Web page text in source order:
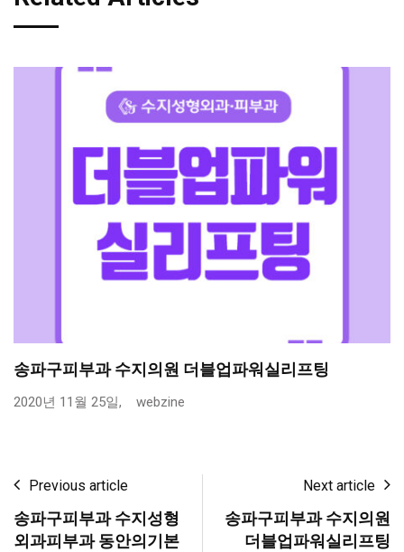
송파구피부과 수지의원 더블업파워실리프팅
2020년 11월 25일, webzine
Previous article
송파구피부과 수지성형
외과피부과 동안의기본
Next article
송파구피부과 수지의원
더블업파워실리프팅